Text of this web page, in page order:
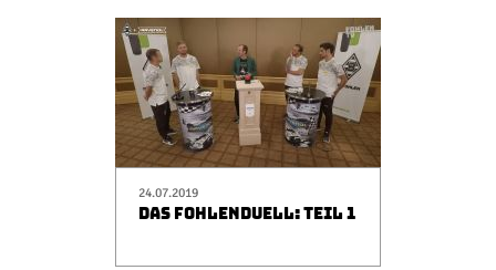
24.07.2019
DAS FOHLENDUELL: TEIL 1